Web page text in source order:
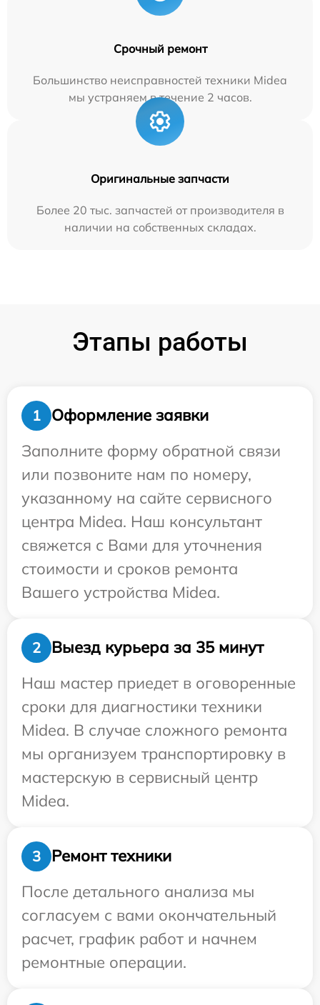
Срочный ремонт
Большинство неисправностей техники Midea
мы устраняем в течение 2 часов.
Оригинальные запчасти
Более 20 тыс. запчастей от производителя в
наличии на собственных складах.
Этапы работы
1
Оформление заявки
Заполните форму обратной связи
или позвоните нам по номеру,
указанному на сайте сервисного
центра Midea. Наш консультант
свяжется с Вами для уточнения
стоимости и сроков ремонта
Вашего устройства Midea.
2
Выезд курьера за 35 минут
Наш мастер приедет в оговоренные
сроки для диагностики техники
Midea. В случае сложного ремонта
мы организуем транспортировку в
мастерскую в сервисный центр
Midea.
3
Ремонт техники
После детального анализа мы
согласуем с вами окончательный
расчет, график работ и начнем
ремонтные операции.